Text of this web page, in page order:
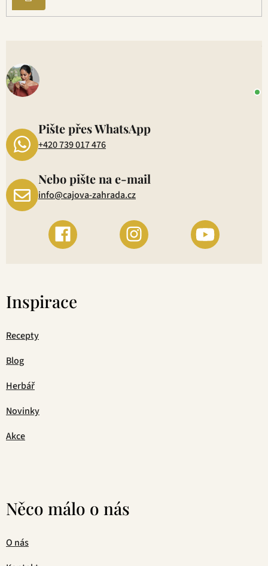
SE
Pište přes WhatsApp
+420 739 017 476
Nebo pište na e-mail
info@cajova-zahrada.cz
Inspirace
Recepty
Blog
Herbář
Novinky
Akce
Něco málo o nás
O nás